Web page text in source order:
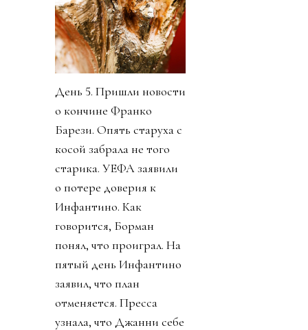
День 5. Пришли новости
о кончине Франко
Барези. Опять старуха с
косой забрала не того
старика. УЕФА заявили
о потере доверия к
Инфантино. Как
говорится, Борман
понял, что проиграл. На
пятый день Инфантино
заявил, что план
отменяется. Пресса
узнала, что Джанни себе